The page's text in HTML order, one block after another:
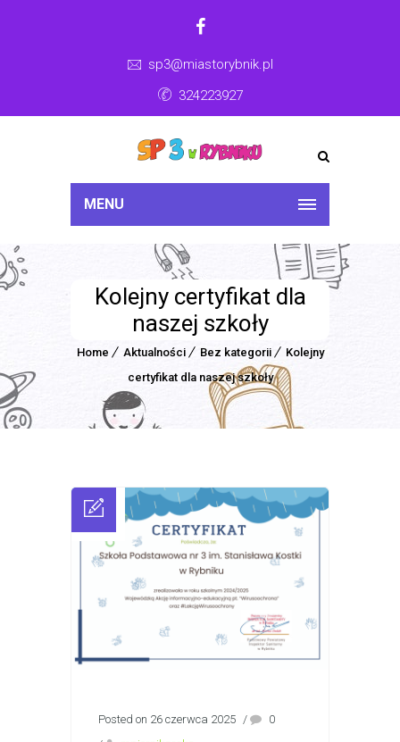
sp3@miastorybnik.pl
324223927
MENU
Kolejny certyfikat dla
naszej szkoły
Home Aktualności Bez kategorii
Kolejny
certyfikat dla naszej szkoły
Posted on 26 czerwca 2025 /
0